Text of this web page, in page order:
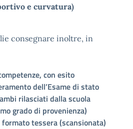
e curvatura)
consegnare inoltre, in
con esito
dell’Esame di stato
rilasciati dalla scuola
grado di provenienza)
tessera (scansionata)